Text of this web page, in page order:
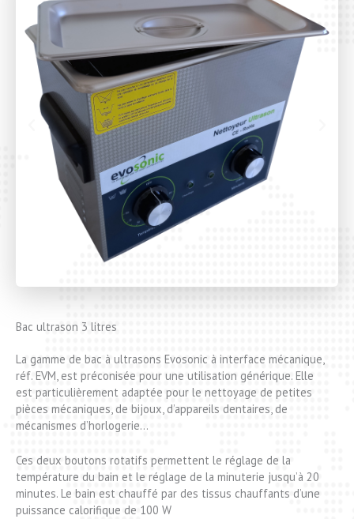
Bac ultrason 3 litres
La gamme de bac à ultrasons Evosonic à interface mécanique,
réf. EVM, est préconisée pour une utilisation générique. Elle
est particulièrement adaptée pour le nettoyage de petites
pièces mécaniques, de bijoux, d’appareils dentaires, de
mécanismes d’horlogerie…
Ces deux boutons rotatifs permettent le réglage de la
température du bain et le réglage de la minuterie jusqu’à 20
minutes. Le bain est chauffé par des tissus chauffants d’une
puissance calorifique de 100 W